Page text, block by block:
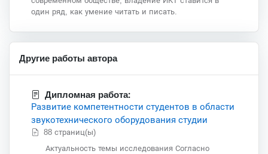
один ряд, как умение читать и писать.
Другие работы автора
Дипломная работа:
Развитие компетентности студентов в области
звукотехнического оборудования студии
88 страниц(ы)
Актуальность темы исследования Согласно